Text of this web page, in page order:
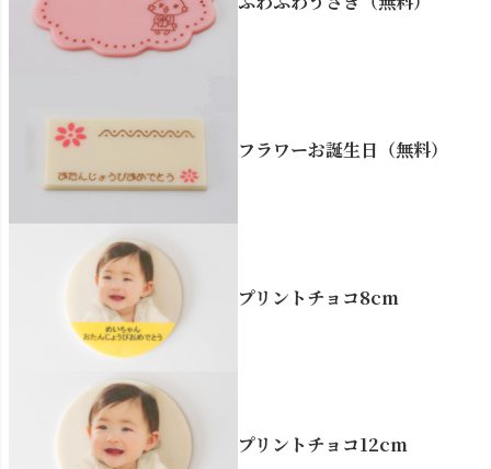
フラワーお誕生日（無料）
プリントチョコ8cm
プリントチョコ12cm